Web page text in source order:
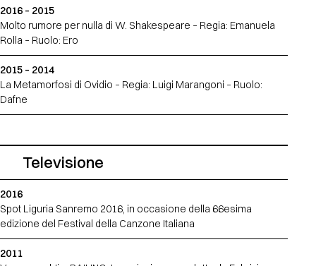
2016 – 2015
Molto rumore per nulla di W. Shakespeare – Regia: Emanuela
Rolla – Ruolo: Ero
2015 – 2014
La Metamorfosi di Ovidio – Regia: Luigi Marangoni – Ruolo:
Dafne
Televisione
2016
Spot Liguria Sanremo 2016, in occasione della 66esima
edizione del Festival della Canzone Italiana
2011